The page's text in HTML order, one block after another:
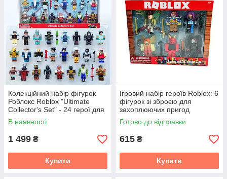
Колекційний набір фігурок
Роблокс Roblox "Ultimate
Collector's Set" - 24 герої для
епічних пригод
В наявності
1 499 ₴
Купити
Ігровий набір героїв Roblox: 6
фігурок зі зброєю для
захоплюючих пригод
Готово до відправки
615 ₴
Купити